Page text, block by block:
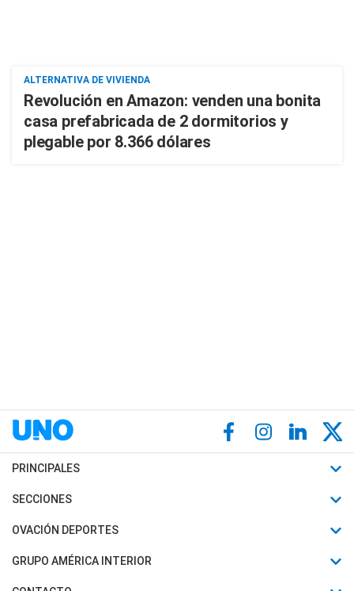
ALTERNATIVA DE VIVIENDA
Revolución en Amazon: venden una bonita
casa prefabricada de 2 dormitorios y
plegable por 8.366 dólares
PRINCIPALES
Últimas Noticias
Política
SECCIONES
Horóscopo
Motores
OVACIÓN DEPORTES
Fútbol
Mundial
GRUPO AMÉRICA INTERIOR